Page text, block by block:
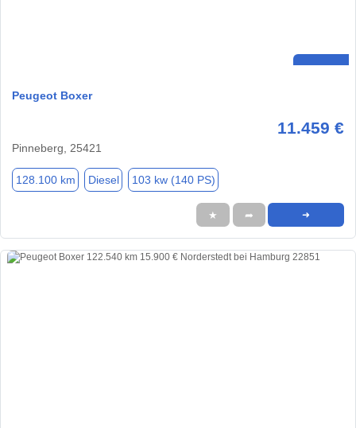
Peugeot Boxer
11.459 €
Pinneberg, 25421
128.100 km Diesel 103 kw (140 PS)
★ ➦ ➜